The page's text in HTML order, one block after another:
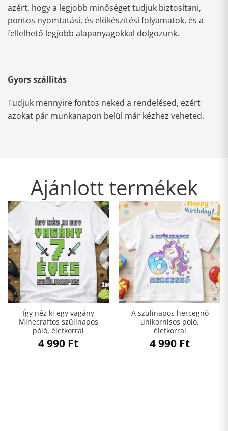
azért, hogy a legjobb minőséget tudjuk biztosítani,
pontos nyomtatási, és előkészítési folyamatok, és a
fellelhető legjobb alapanyagokkal dolgozunk.
Gyors szállítás
Tudjuk mennyire fontos neked a rendelésed, ezért
azokat pár munkanapon belül már kézhez veheted.
Ajánlott termékek
Így néz ki egy vagány
Minecraftos szülinapos
póló, életkorral
4 990 Ft
A szülinapos hercegnő
unikornisos póló,
életkorral
4 990 Ft